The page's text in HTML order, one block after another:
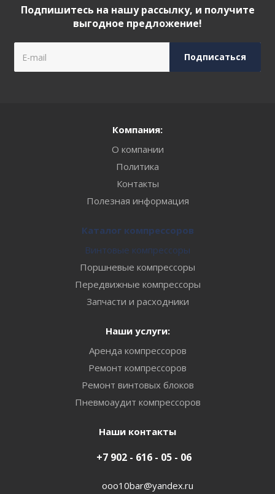
Подпишитесь на нашу рассылку, и получите
выгодное предложение!
Компания:
О компании
Политика
Контакты
Полезная информация
Каталог компрессоров
Винтовые компрессоры
Поршневые компрессоры
Передвижные компрессоры
Запчасти и расходники
Наши услуги:
Аренда компрессоров
Ремонт компрессоров
Ремонт винтовых блоков
Пневмоаудит компрессоров
Наши контакты
+7 902 - 616 - 05 - 06
ooo10bar@yandex.ru